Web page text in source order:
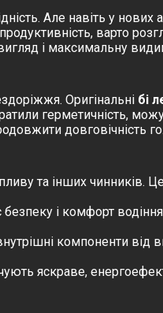
Але навіть у нових
варто
і максимальну
Оригінальні бі
герметичність,
довговічність
та інших чинників.
і комфорт
компоненти від
яскраве,